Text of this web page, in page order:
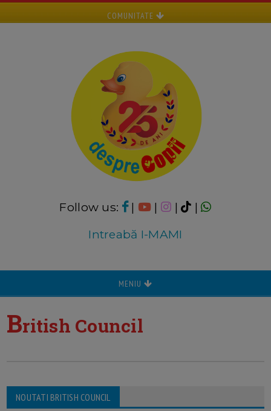
COMUNITATE
Follow us: | | |
|
Intreabă I-MAMI
MENIU
British Council
NOUTATI BRITISH COUNCIL